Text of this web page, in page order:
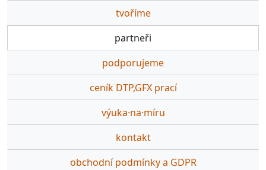
tvoříme
partneři
podporujeme
ceník DTP,GFX prací
výuka·na·míru
kontakt
obchodní podmínky a GDPR